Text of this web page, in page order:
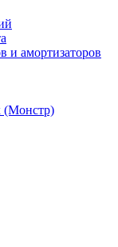
и амортизаторов
(Монстр)